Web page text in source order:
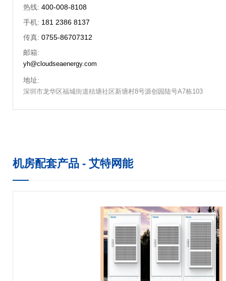
热线: 400-008-8108
手机: 181 2386 8137
传真: 0755-86707312
邮箱:
yh@cloudseaenergy.com
地址:
深圳市龙华区福城街道桔塘社区新塘村8号源创园陆号A7栋103
机房配套产品 - 艾特网能